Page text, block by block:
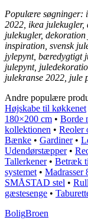
Populære søgninger:
2022, ikea
julekugler,
inspiration, svensk
jylepynt, bæredygtigt
julepynt,
julekranse 2022, jule
Andre populære
Højskabe til køkkenet
180×200 cm • Borde
kollektionen • Reoler
Bænke • Gardiner•
Udendørstæpper•
Tallerkener• Betræk
systemet • Madrasser
SMÅSTAD stel •
gæstesenge •
BoligBroen